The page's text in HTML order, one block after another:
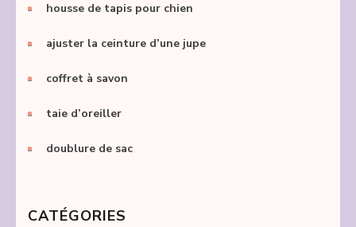
housse de tapis pour chien
ajuster la ceinture d’une jupe
coffret à savon
taie d’oreiller
doublure de sac
CATÉGORIES